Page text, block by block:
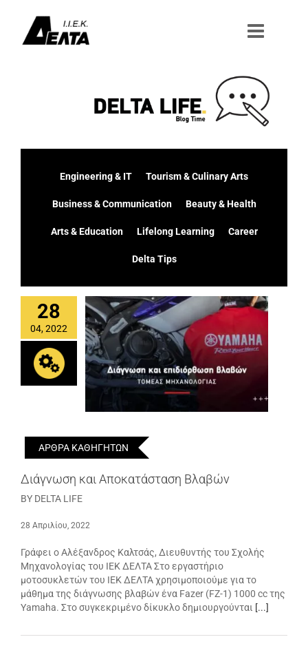
περιεχόμενο
Engineering & IT Tourism & Culinary Arts
Business & Communication Beauty & Health
Arts & Education Lifelong Learning Career
Delta Tips
28
04, 2022
ΑΡΘΡΑ ΚΑΘΗΓΗΤΩΝ
Διάγνωση και Αποκατάσταση Βλαβών
BY DELTA LIFE
28 Απριλίου, 2022
Γράφει ο Αλέξανδρος Καλτσάς, Διευθυντής του Σχολής
Μηχανολογίας του ΙΕΚ ΔΕΛΤΑ Στο εργαστήριο
μοτοσυκλετών του ΙΕΚ ΔΕΛΤΑ χρησιμοποιούμε για το
μάθημα της διάγνωσης βλαβών ένα Fazer (FZ-1) 1000 cc της
Yamaha. Στο συγκεκριμένο δίκυκλο δημιουργούνται [...]